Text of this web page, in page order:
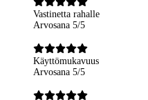
Vastinetta rahalle
Arvosana 5/5
Käyttömukavuus
Arvosana 5/5